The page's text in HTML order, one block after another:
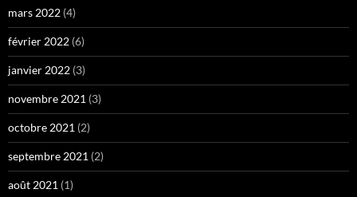
mars 2022 (4)
février 2022 (6)
janvier 2022 (3)
novembre 2021 (3)
octobre 2021 (2)
septembre 2021 (2)
août 2021 (1)